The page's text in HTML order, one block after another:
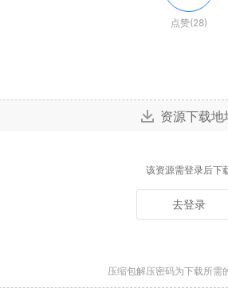
点赞(28)
资源下载地
该资源需登录后下
去登录
压缩包解压密码为下载所需